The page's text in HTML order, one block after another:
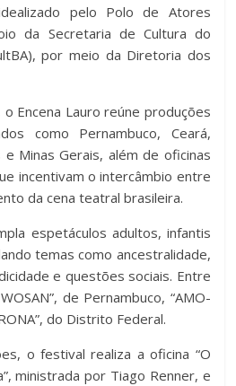
pelo Polo de Atores
da Secretaria de Cultura do
por meio da Diretoria dos
Encena Lauro reúne produções
como Pernambuco, Ceará,
Minas Gerais, além de oficinas
incentivam o intercâmbio entre
da cena teatral brasileira.
espetáculos adultos, infantis
temas como ancestralidade,
e questões sociais. Entre
de Pernambuco, “AMO-
do Distrito Federal.
o festival realiza a oficina “O
ministrada por Tiago Renner, e